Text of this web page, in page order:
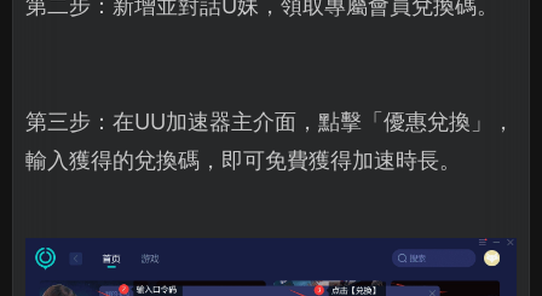
第二步：新增並對話U妹，領取專屬會員兌換碼。
第三步：在UU加速器主介面，點擊「優惠兌換」，
輸入獲得的兌換碼，即可免費獲得加速時長。